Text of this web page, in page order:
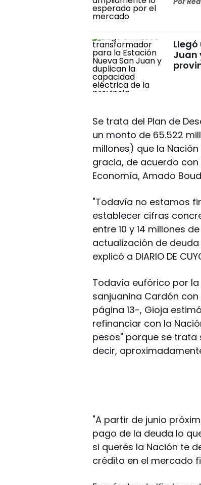
Juan
Se trata del Plan de
un monto de 65.522
millones) que la
gracia, de acuerdo
Economía, Amado
"Todavía no estamos
establecer cifras
entre 10 y 14 millones
actualización de deuda
explicó a DIARIO DE
Todavía eufórico por
sanjuanina Cardón con
página 13-, Gioja
refinanciar con la
pesos" porque se trata
decir,
"A partir de junio
pago de la deuda lo
si querés la Nación te
crédito en el mercado